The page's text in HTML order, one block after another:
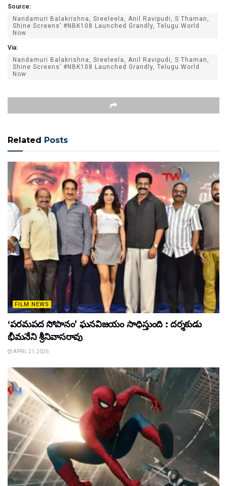
Source:
Nandamuri Balakrishna, Sreeleela, Anil Ravipudi, S Thaman,
Shine Screens’ #NBK108 Launched Grandly, Telugu World
Now
Via:
Nandamuri Balakrishna, Sreeleela, Anil Ravipudi, S Thaman,
Shine Screens’ #NBK108 Launched Grandly, Telugu World
Now
Related Posts
FILM NEWS
‘పరమపద సోపానం’ ఘనవిజయం సాధిస్తుంది : దర్శకుడు
భీమనేని శ్రీనివాసరావు
APRIL 21, 2026